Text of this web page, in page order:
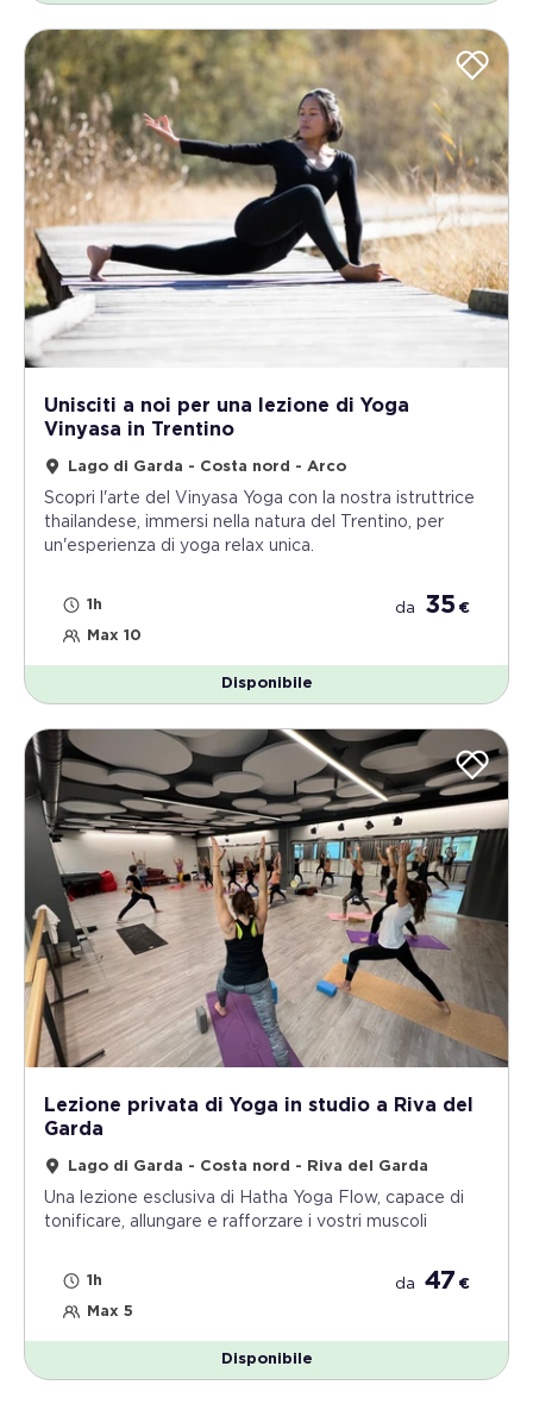
Unisciti a noi per una lezione di Yoga
Vinyasa in Trentino
Lago di Garda - Costa nord - Arco
Scopri l'arte del Vinyasa Yoga con la nostra istruttrice
thailandese, immersi nella natura del Trentino, per
un'esperienza di yoga relax unica.
1h
Max 10
da 35 €
Disponibile
Lezione privata di Yoga in studio a Riva del
Garda
Lago di Garda - Costa nord - Riva del Garda
Una lezione esclusiva di Hatha Yoga Flow, capace di
tonificare, allungare e rafforzare i vostri muscoli
1h
Max 5
da 47 €
Disponibile